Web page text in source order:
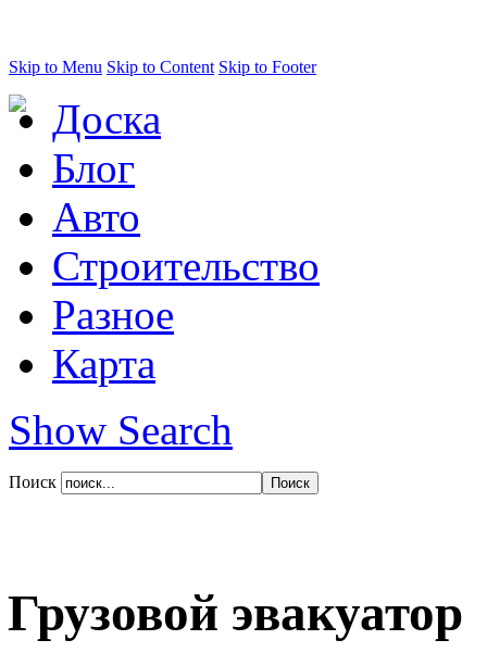
Skip to Menu Skip to Content Skip to Footer
Доска
Блог
Авто
Строительство
Разное
Карта
Show Search
Поиск
Грузовой эвакуатор